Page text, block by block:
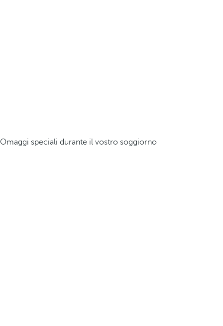
Omaggi speciali durante il vostro soggiorno